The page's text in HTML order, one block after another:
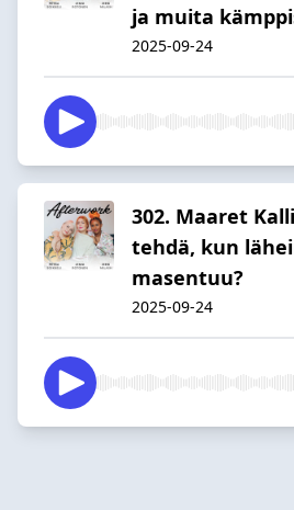
ja muita
2025-09-24
302. Maaret
tehdä, kun
masentuu?
2025-09-24